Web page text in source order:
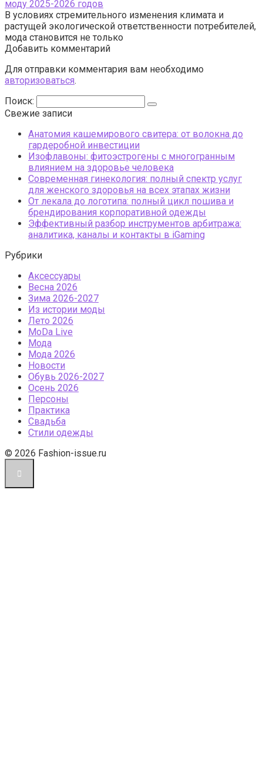
моду 2025-2026 годов
В условиях стремительного изменения климата и
растущей экологической ответственности потребителей,
мода становится не только
Добавить комментарий
Для отправки комментария вам необходимо
авторизоваться.
Поиск:
Свежие записи
Анатомия кашемирового свитера: от волокна до
гардеробной инвестиции
Изофлавоны: фитоэстрогены с многогранным
влиянием на здоровье человека
Современная гинекология: полный спектр услуг
для женского здоровья на всех этапах жизни
От лекала до логотипа: полный цикл пошива и
брендирования корпоративной одежды
Эффективный разбор инструментов арбитража:
аналитика, каналы и контакты в iGaming
Рубрики
Аксессуары
Весна 2026
Зима 2026-2027
Из истории моды
Лето 2026
МоDа Live
Мода
Мода 2026
Новости
Обувь 2026-2027
Осень 2026
Персоны
Практика
Свадьба
Стили одежды
© 2026 Fashion-issue.ru